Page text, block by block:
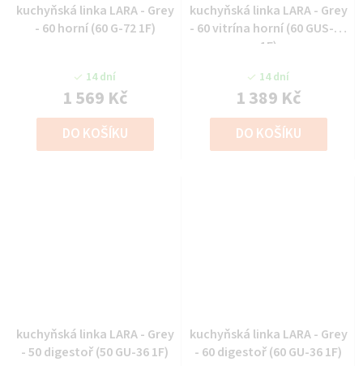
kuchyňská linka LARA - Grey
- 60 horní (60 G-72 1F)
14 dní
1 569 Kč
DO KOŠÍKU
kuchyňská linka LARA - Grey
- 60 vitrína horní (60 GUS-36
1F)
14 dní
1 389 Kč
DO KOŠÍKU
kuchyňská linka LARA - Grey
- 50 digestoř (50 GU-36 1F)
kuchyňská linka LARA - Grey
- 60 digestoř (60 GU-36 1F)